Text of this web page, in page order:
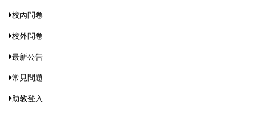
校內問卷
校外問卷
最新公告
常見問題
助教登入